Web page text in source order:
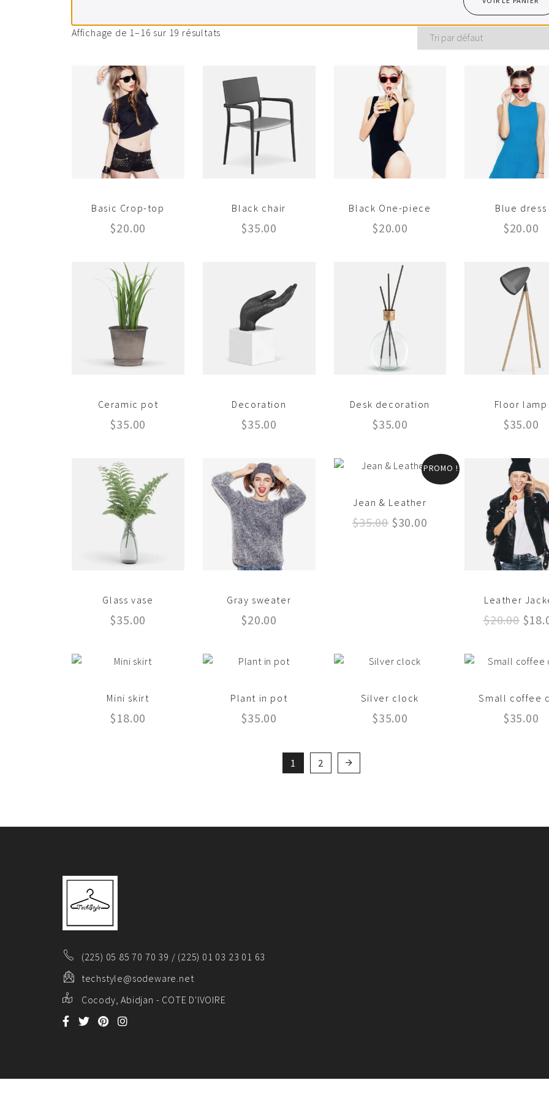
Affichage de 1–16 sur 19 résultats
Basic Crop-top
$20.00
Black chair
$35.00
Black One-piece
$20.00
Blue dress
$20.00
Ceramic pot
$35.00
Decoration
$35.00
Desk decoration
$35.00
Floor lamp
$35.00
Glass vase
$35.00
Gray sweater
$20.00
PROMO !
Jean & Leather
$35.00 Le
$30.00
Leather
$20.00 Le
$
Mini skirt
$18.00
Plant in pot
$35.00
Silver clock
$35.00
Small coffee
$35.00
1 2
(225) 05 85 70 70 39 / (225) 01 03 23 01 63
techstyle@sodeware.net
Cocody, Abidjan - COTE D'IVOIRE